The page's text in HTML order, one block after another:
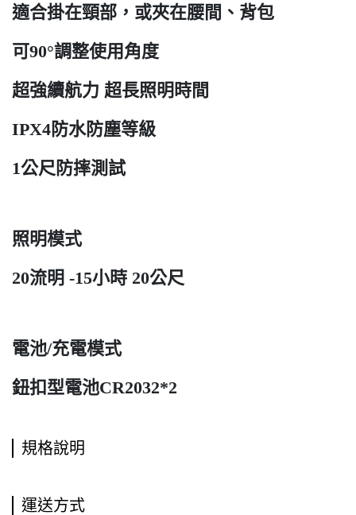
適合掛在頸部，或夾在腰間、背包
可90°調整使用角度
超強續航力 超長照明時間
IPX4防水防塵等級
1公尺防摔測試
照明模式
20流明 -15小時 20公尺
電池/充電模式
鈕扣型電池CR2032*2
規格說明
運送方式